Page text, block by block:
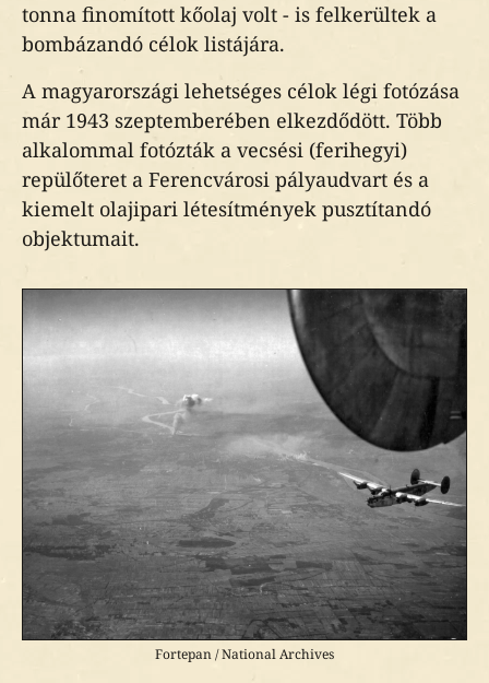
tonna finomított kőolaj volt - is felkerültek a
bombázandó célok listájára.
A magyarországi lehetséges célok légi fotózása
már 1943 szeptemberében elkezdődött. Több
alkalommal fotózták a vecsési (ferihegyi)
repülőteret a Ferencvárosi pályaudvart és a
kiemelt olajipari létesítmények pusztítandó
objektumait.
Fortepan / National Archives